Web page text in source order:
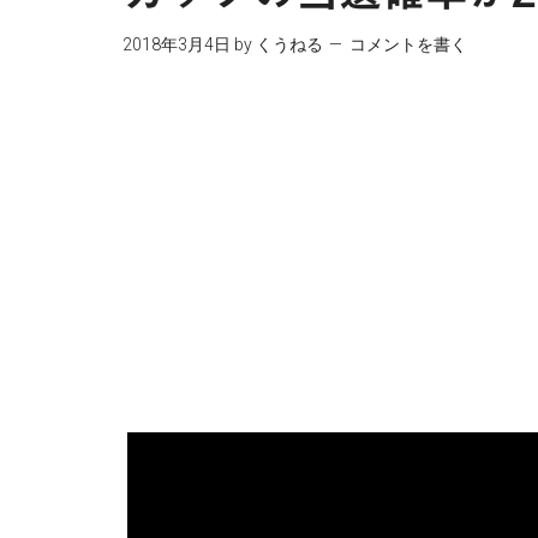
2018年3月4日 by くうねる コメントを書く